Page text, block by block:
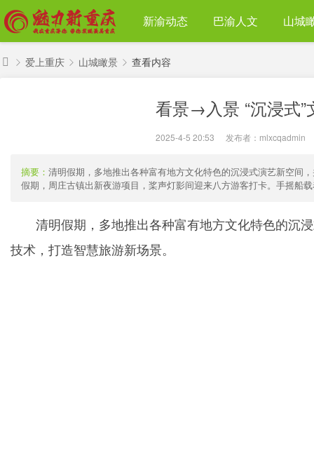
新渝动态 巴渝人文 山城
爱上重庆 山城瞰景 查看内容
看景→入景 “沉浸式
2025-4-5 20:53 发布者： mlxcqadmin
摘要： 清明假期，多地推出各种富有地方文化特色的沉浸式演艺新空间
假期，周庄古镇出新夜游项目，桨声灯影间迎来八方游客打卡。手摇船
清明假期，多地推出各种富有地方文化特色的沉
技术，打造智慧旅游新场景。